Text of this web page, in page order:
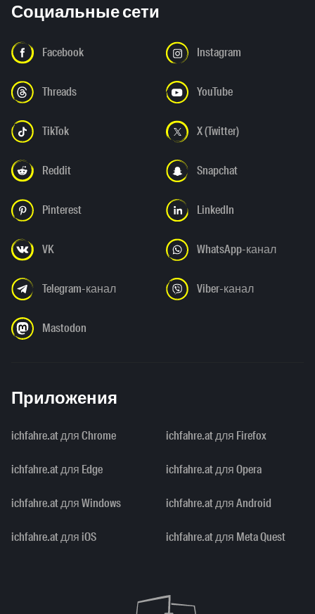
Социальные сети
Facebook Instagram
Threads YouTube
TikTok X (Twitter)
Reddit Snapchat
Pinterest LinkedIn
VK WhatsApp-канал
Telegram-канал Viber-канал
Mastodon
Приложения
ichfahre.at для Chrome ichfahre.at для Firefox
ichfahre.at для Edge ichfahre.at для Opera
ichfahre.at для Windows ichfahre.at для Android
ichfahre.at для iOS ichfahre.at для Meta Quest